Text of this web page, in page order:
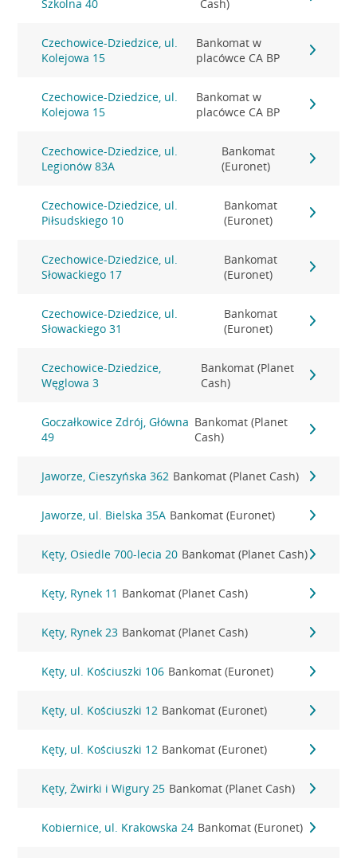
Szkolna 40 Cash)
Czechowice-Dziedzice, ul.
Kolejowa 15
Bankomat w
placówce CA BP
Czechowice-Dziedzice, ul.
Kolejowa 15
Bankomat w
placówce CA BP
Czechowice-Dziedzice, ul.
Legionów 83A
Bankomat
(Euronet)
Czechowice-Dziedzice, ul.
Piłsudskiego 10
Bankomat
(Euronet)
Czechowice-Dziedzice, ul.
Słowackiego 17
Bankomat
(Euronet)
Czechowice-Dziedzice, ul.
Słowackiego 31
Bankomat
(Euronet)
Czechowice-Dziedzice,
Węglowa 3
Bankomat (Planet
Cash)
Goczałkowice Zdrój, Główna
49
Bankomat (Planet
Cash)
Jaworze, Cieszyńska 362 Bankomat (Planet Cash)
Jaworze, ul. Bielska 35A Bankomat (Euronet)
Kęty, Osiedle 700-lecia 20 Bankomat (Planet Cash)
Kęty, Rynek 11 Bankomat (Planet Cash)
Kęty, Rynek 23 Bankomat (Planet Cash)
Kęty, ul. Kościuszki 106 Bankomat (Euronet)
Kęty, ul. Kościuszki 12 Bankomat (Euronet)
Kęty, ul. Kościuszki 12 Bankomat (Euronet)
Kęty, Żwirki i Wigury 25 Bankomat (Planet Cash)
Kobiernice, ul. Krakowska 24 Bankomat (Euronet)